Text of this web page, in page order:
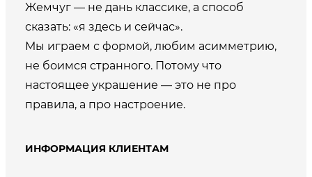
Жемчуг — не дань классике, а способ
сказать: «я здесь и сейчас».
Мы играем с формой, любим асимметрию,
не боимся странного. Потому что
настоящее украшение — это не про
правила, а про настроение.
ИНФОРМАЦИЯ КЛИЕНТАМ